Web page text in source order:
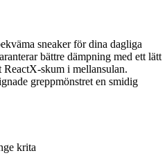
sneaker för dina dagliga
bättre dämpning med ett lätt
skum i mellansulan.
greppmönstret en smidig
krita